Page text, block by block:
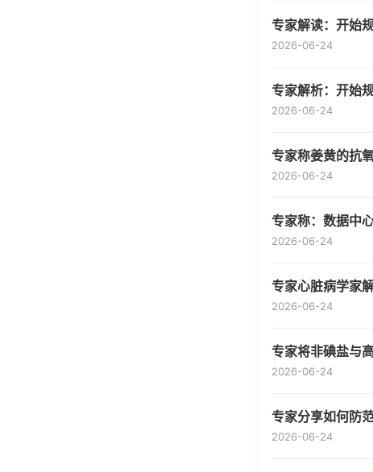
专家解读：开始
2026-06-24
专家解析：开始
2026-06-24
专家称姜黄的抗
2026-06-24
专家称：数据中
2026-06-24
专家心脏病学家
2026-06-24
专家将非碘盐与
2026-06-24
专家分享如何防
2026-06-24